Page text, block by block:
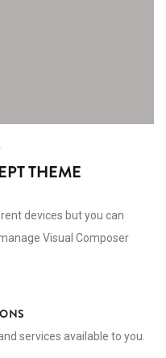
THEME
devices but you can
Visual Composer
services available to you.